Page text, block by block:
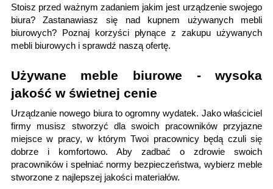
Stoisz przed ważnym zadaniem jakim jest urządzenie swojego
biura? Zastanawiasz się nad kupnem używanych mebli
biurowych? Poznaj korzyści płynące z zakupu używanych
mebli biurowych i sprawdź naszą ofertę.
Używane meble biurowe - wysoka
jakość w świetnej cenie
Urządzanie nowego biura to ogromny wydatek. Jako właściciel
firmy musisz stworzyć dla swoich pracowników przyjazne
miejsce w pracy, w którym Twoi pracownicy będą czuli się
dobrze i komfortowo. Aby zadbać o zdrowie swoich
pracowników i spełniać normy bezpieczeństwa, wybierz meble
stworzone z najlepszej jakości materiałów.